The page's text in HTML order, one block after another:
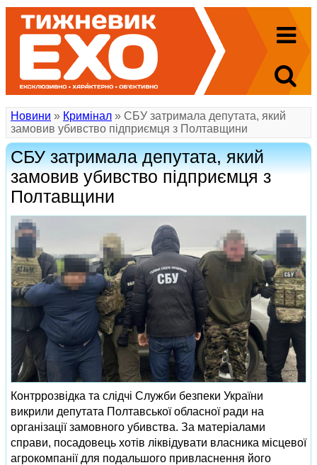
Новини » Кримінал » СБУ затримала депутата, який
замовив убивство підприємця з Полтавщини
СБУ затримала депутата, який
замовив убивство підприємця з
Полтавщини
Контррозвідка та слідчі Служби безпеки України
викрили депутата Полтавської обласної ради на
організації замовного убивства. За матеріалами
справи, посадовець хотів ліквідувати власника місцевої
агрокомпанії для подальшого привласнення його